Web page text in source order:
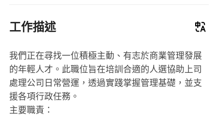
工作描述
我們正在尋找一位積極主動、有志於商業管理發展
的年輕人才。此職位旨在培訓合適的人選協助上司
處理公司日常營運，透過實踐掌握管理基礎，並支
援各項行政任務。
主要職責：